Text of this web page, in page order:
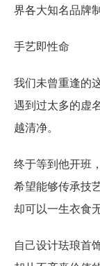
界各大知名品牌
手艺即性命
我们未曾重逢的
遇到过太多的虚
越清净。
终于等到他开班
希望能够传承技
却可以一生衣食无
自己设计珐琅首